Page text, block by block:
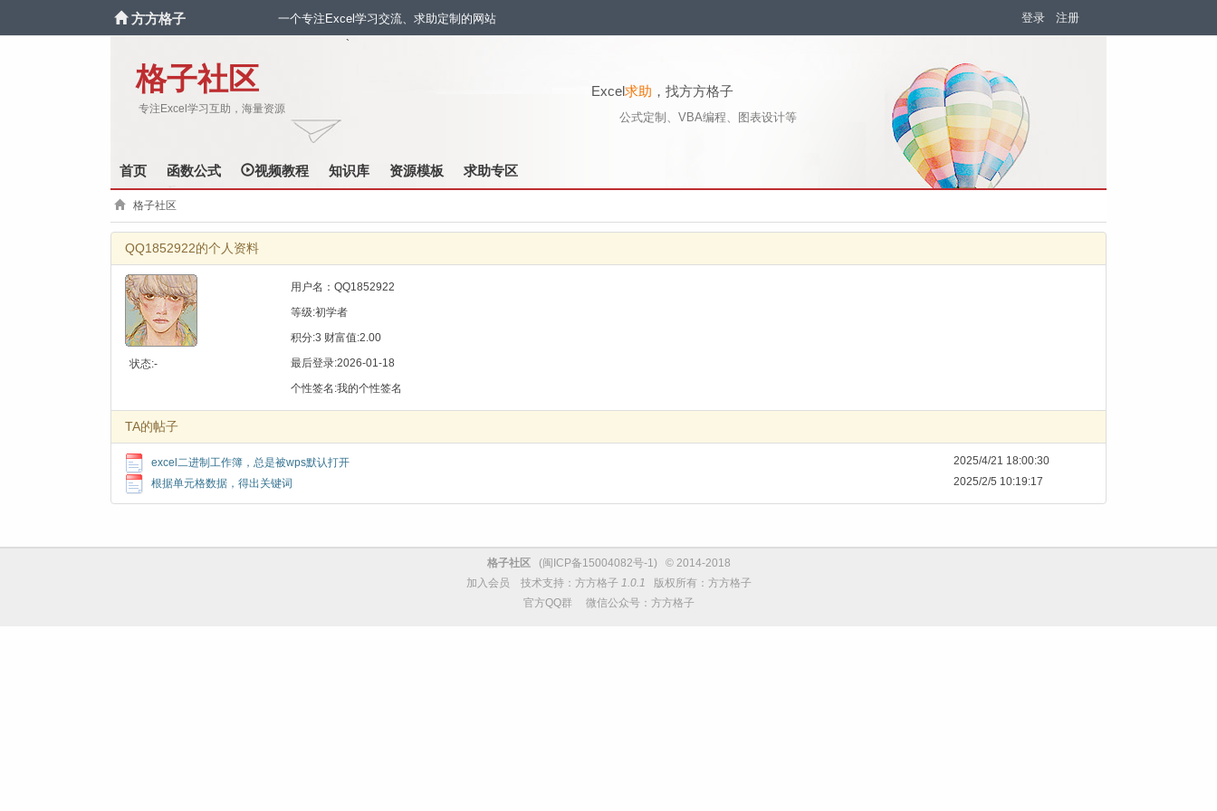
方方格子 一个专注Excel学习交流、求助定制的网站 登录 注册
格子社区
专注Excel学习互助，海量资源
Excel求助 ，找方方格子
公式定制、VBA编程、图表设计等
`
首页 函数公式 视频教程 知识库 资源模板 求助专区
格子社区
QQ1852922的个人资料
状态:-
用户名：QQ1852922
等级:初学者
积分:3 财富值:2.00
最后登录:2026-01-18
个性签名:我的个性签名
TA的帖子
excel二进制工作簿，总是被wps默认打开
2025/4/21 18:00:30
根据单元格数据，得出关键词
2025/2/5 10:19:17
格子社区(闽ICP备15004082号-1) © 2014-2018
加入会员 技术支持： 方方格子 1.0.1 版权所有：方方格子
官方QQ群 微信公众号：方方格子